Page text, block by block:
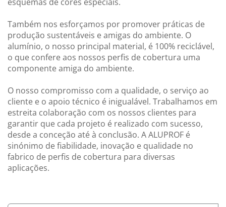
Também nos esforçamos por promover práticas de
produção sustentáveis e amigas do ambiente. O
alumínio, o nosso principal material, é 100% reciclável,
o que confere aos nossos perfis de cobertura uma
componente amiga do ambiente.
O nosso compromisso com a qualidade, o serviço ao
cliente e o apoio técnico é inigualável. Trabalhamos em
estreita colaboração com os nossos clientes para
garantir que cada projeto é realizado com sucesso,
desde a conceção até à conclusão. A ALUPROF é
sinónimo de fiabilidade, inovação e qualidade no
fabrico de perfis de cobertura para diversas
aplicações.